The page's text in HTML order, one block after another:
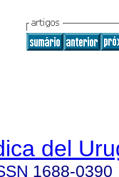
del
1688-0390